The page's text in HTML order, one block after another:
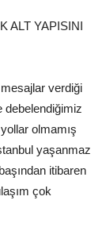
ALT YAPISINI
verdiği
debelendiğimiz
olmamış
yaşanmaz
itibaren
çok